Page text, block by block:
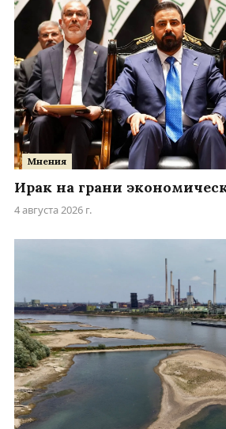
Мнения
Ирак на грани
4 августа 2026 г.